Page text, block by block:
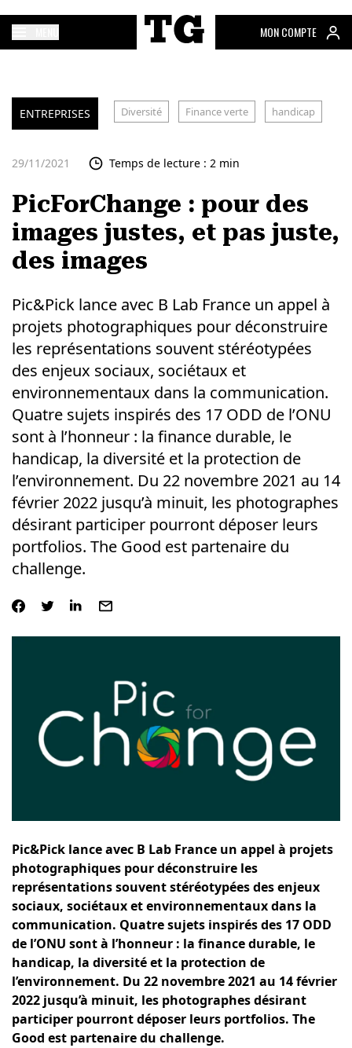
MON COMPTE
ENTREPRISES Diversité Finance verte handicap
29/11/2021 Temps de lecture : 2 min
PicForChange : pour des
images justes, et pas juste,
des images
Pic&Pick lance avec B Lab France un appel à
projets photographiques pour déconstruire
les représentations souvent stéréotypées
des enjeux sociaux, sociétaux et
environnementaux dans la communication.
Quatre sujets inspirés des 17 ODD de l’ONU
sont à l’honneur : la finance durable, le
handicap, la diversité et la protection de
l’environnement. Du 22 novembre 2021 au 14
février 2022 jusqu’à minuit, les photographes
désirant participer pourront déposer leurs
portfolios. The Good est partenaire du
challenge.
Pic&Picklance avec B Lab France un appel à projets
photographiques pour déconstruire les
représentations souvent stéréotypées des enjeux
sociaux, sociétaux et environnementaux dans la
communication. Quatre sujets inspirés des 17 ODD
de l’ONU sont à l’honneur : la finance durable, le
handicap, la diversité et la protection de
l’environnement. Du 22 novembre 2021 au 14 février
2022 jusqu’à minuit, les photographes désirant
participer pourront déposer leurs portfolios. The
Good est partenaire du challenge.